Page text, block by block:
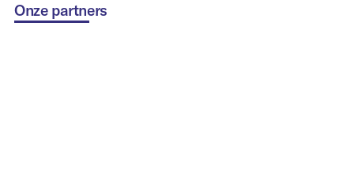
Onze partners